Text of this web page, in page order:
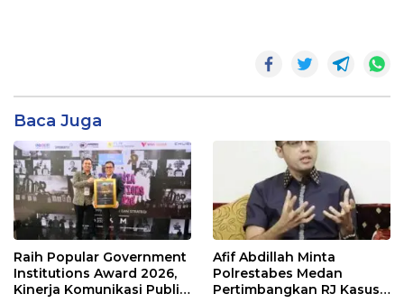
Baca Juga
Raih Popular Government
Institutions Award 2026,
Kinerja Komunikasi Publik
Afif Abdillah Minta
Polrestabes Medan
Pertimbangkan RJ Kasus